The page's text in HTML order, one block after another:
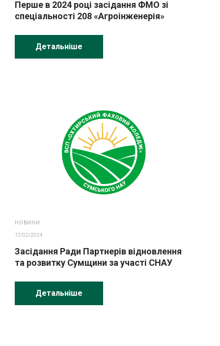
Перше в 2024 році засідання ФМО зі
спеціальності 208 «Агроінженерія»
Детальніше
НОВИНИ
12/02/2024
Засідання Ради Партнерів відновлення
та розвитку Сумщини за участі СНАУ
Детальніше